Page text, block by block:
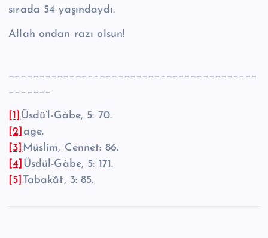
sırada 54 yaşın­daydı.
Allah ondan razı olsun!
_________________________________________
_______
[1] Üsdü’l-Gàbe, 5: 70.
[2] age.
[3] Müslim, Cennet: 86.
[4] Üsdül-Gàbe, 5: 171.
[5] Tabakât, 3: 85.